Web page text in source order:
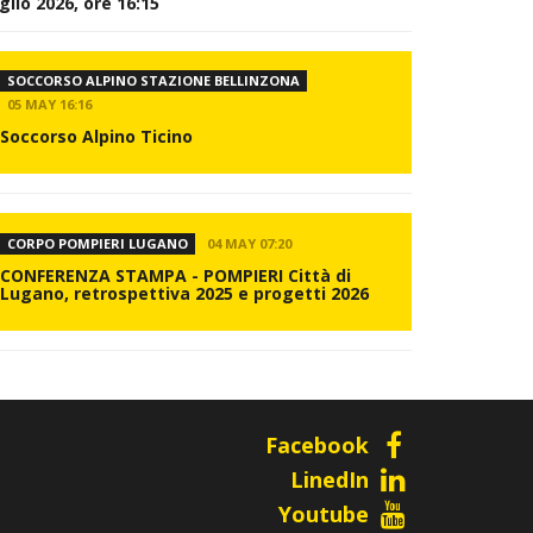
SOCCORSO ALPINO STAZIONE BELLINZONA
05 MAY 16:16
Soccorso Alpino Ticino
CORPO POMPIERI LUGANO 04 MAY 07:20
CONFERENZA STAMPA - POMPIERI Città di
Lugano, retrospettiva 2025 e progetti 2026
Facebook
LinedIn
Youtube